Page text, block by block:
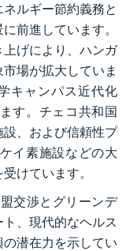
ルギー節約義務と
前進しています。
上げにより、ハンガ
場が拡大していま
キャンパス近代化
す。チェコ共和国
、および信頼性プ
イ素施設などの大
けています。
交渉とグリーンデ
、現代的なヘルス
潜在力を示してい